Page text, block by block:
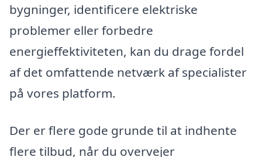
bygninger, identificere elektriske
problemer eller forbedre
energieffektiviteten, kan du drage fordel
af det omfattende netværk af specialister
på vores platform.
Der er flere gode grunde til at indhente
flere tilbud, når du overvejer